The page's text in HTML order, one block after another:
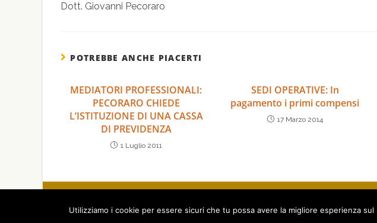
Dott. Giovanni Pecoraro
POTREBBE ANCHE PIACERTI
MEDIATORI PROFESSIONALI:
PECORARO CHIEDE
L’ISTITUZIONE DI UNA CASSA
DI PREVIDENZA
1 Luglio 2011
SEDI OPERATIVE: In
pagamento i primi compensi
17 Marzo 2014
Utilizziamo i cookie per essere sicuri che tu possa avere la migliore esperienza